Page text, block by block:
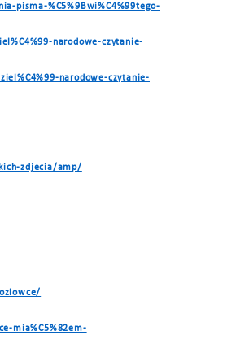
pisma-%C5%9Bwi%C4%99tego-
narodowe-czytanie-
narodowe-czytanie-
zdjecia/amp/
mia%C5%82em-